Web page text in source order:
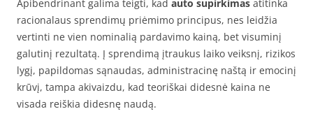
Apibendrinant galima teigti, kad auto supirkimas atitinka
racionalaus sprendimų priėmimo principus, nes leidžia
vertinti ne vien nominalią pardavimo kainą, bet visuminį
galutinį rezultatą. Į sprendimą įtraukus laiko veiksnį, rizikos
lygį, papildomas sąnaudas, administracinę naštą ir emocinį
krūvį, tampa akivaizdu, kad teoriškai didesnė kaina ne
visada reiškia didesnę naudą.